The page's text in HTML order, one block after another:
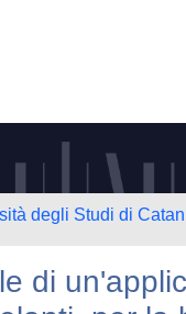
degli Studi di
di